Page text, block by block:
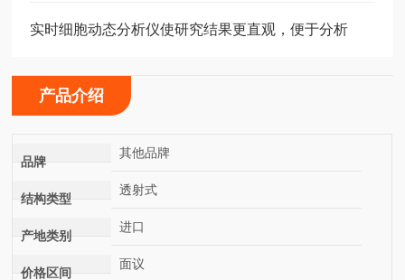
实时细胞动态分析仪使研究结果更直观，便于分析
产品介绍
品牌
其他品牌
结构类型
透射式
产地类别
进口
价格区间
面议